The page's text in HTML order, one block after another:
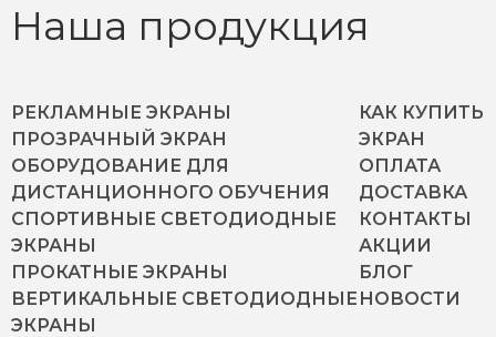
Наша продукция
РЕКЛАМНЫЕ ЭКРАНЫ
ПРОЗРАЧНЫЙ ЭКРАН
ОБОРУДОВАНИЕ ДЛЯ
ДИСТАНЦИОННОГО ОБУЧЕНИЯ
СПОРТИВНЫЕ СВЕТОДИОДНЫЕ
ЭКРАНЫ
ПРОКАТНЫЕ ЭКРАНЫ
ВЕРТИКАЛЬНЫЕ СВЕТОДИОДНЫЕ
ЭКРАНЫ
КАК КУПИТЬ
ЭКРАН
ОПЛАТА
ДОСТАВКА
КОНТАКТЫ
АКЦИИ
БЛОГ
НОВОСТИ